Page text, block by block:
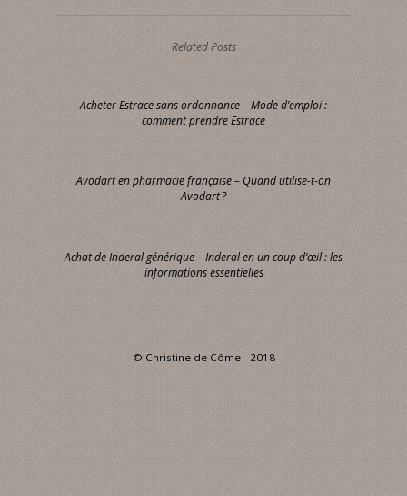
Related Posts
Acheter Estrace sans ordonnance – Mode d’emploi :
comment prendre Estrace
Avodart en pharmacie française – Quand utilise-t-on
Avodart ?
Achat de Inderal générique – Inderal en un coup d’œil : les
informations essentielles
© Christine de Côme - 2018